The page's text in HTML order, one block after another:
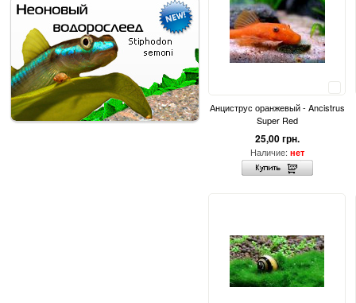
Анциструс оранжевый - Ancistrus
Super Red
25,00 грн.
Наличие: нет